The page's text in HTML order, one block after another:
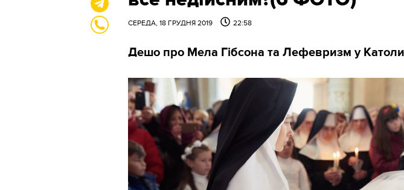
СЕРЕДА, 18 ГРУДНЯ 2019 22:58
Дешо про Мела Гібсона та Лефевризм у